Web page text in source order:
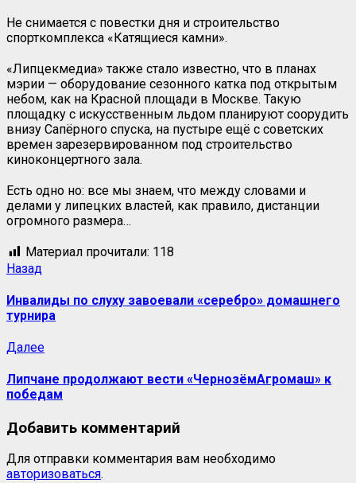
Не снимается с повестки дня и строительство
спорткомплекса «Катящиеся камни».
«Липцекмедиа» также стало известно, что в планах
мэрии — оборудование сезонного катка под открытым
небом, как на Красной площади в Москве. Такую
площадку с искусственным льдом планируют соорудить
внизу Сапёрного спуска, на пустыре ещё с советских
времен зарезервированном под строительство
киноконцертного зала.
Есть одно но: все мы знаем, что между словами и
делами у липецких властей, как правило, дистанции
огромного размера…
Материал прочитали: 118
Назад
Инвалиды по слуху завоевали «серебро» домашнего
турнира
Далее
Липчане продолжают вести «ЧернозёмАгромаш» к
победам
Добавить комментарий
Для отправки комментария вам необходимо
авторизоваться.